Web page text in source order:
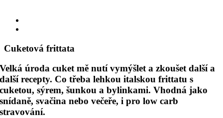
Cuketová frittata
Velká úroda cuket mě nutí vymýšlet a zkoušet další a
další recepty. Co třeba lehkou italskou frittatu s
cuketou, sýrem, šunkou a bylinkami. Vhodná jako
snídaně, svačina nebo večeře, i pro low carb
stravování.